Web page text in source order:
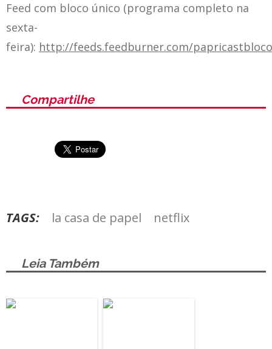
Feed com bloco único (programa completo na
sexta-
feira): http://feeds.feedburner.com/
Compartilhe
TAGS: la casa de papel netflix
Leia Também